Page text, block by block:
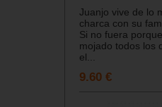
Juanjo vive de lo
charca con su
Si no fuera
mojado todos los
el...
9.60 €